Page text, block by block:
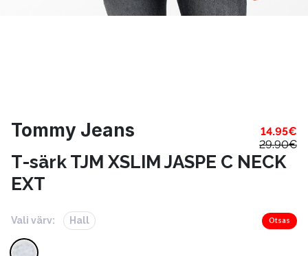
Tommy Jeans 14.95€
29.90€
T-särk TJM XSLIM JASPE C NECK
EXT
Vali värv: Hall Otsas